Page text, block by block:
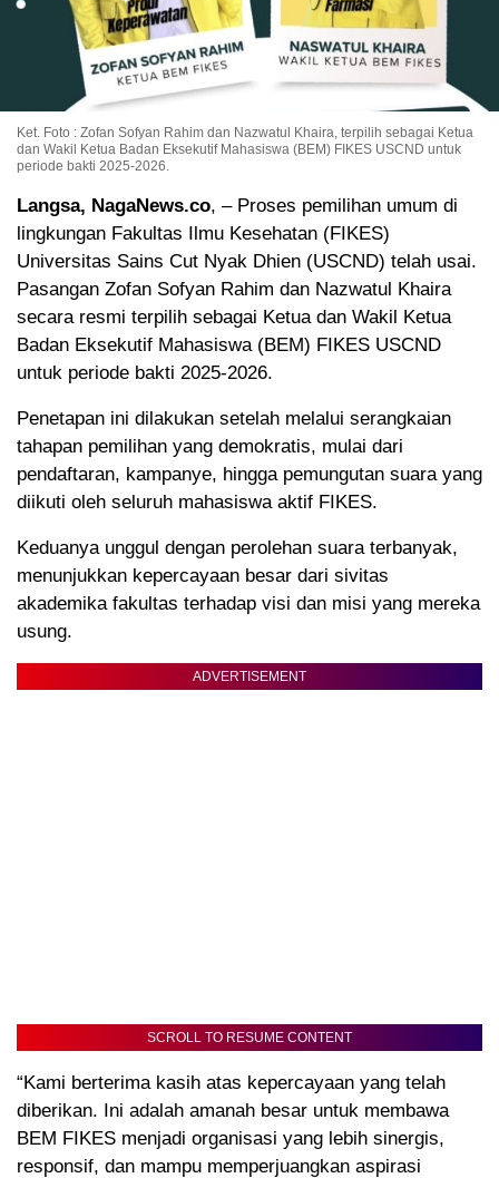
Ket. Foto : Zofan Sofyan Rahim dan Nazwatul Khaira, terpilih sebagai Ketua
dan Wakil Ketua Badan Eksekutif Mahasiswa (BEM) FIKES USCND untuk
periode bakti 2025-2026.
Langsa, NagaNews.co, – Proses pemilihan umum di
lingkungan Fakultas Ilmu Kesehatan (FIKES)
Universitas Sains Cut Nyak Dhien (USCND) telah usai.
Pasangan Zofan Sofyan Rahim dan Nazwatul Khaira
secara resmi terpilih sebagai Ketua dan Wakil Ketua
Badan Eksekutif Mahasiswa (BEM) FIKES USCND
untuk periode bakti 2025-2026.
Penetapan ini dilakukan setelah melalui serangkaian
tahapan pemilihan yang demokratis, mulai dari
pendaftaran, kampanye, hingga pemungutan suara yang
diikuti oleh seluruh mahasiswa aktif FIKES.
Keduanya unggul dengan perolehan suara terbanyak,
menunjukkan kepercayaan besar dari sivitas
akademika fakultas terhadap visi dan misi yang mereka
usung.
ADVERTISEMENT
SCROLL TO RESUME CONTENT
“Kami berterima kasih atas kepercayaan yang telah
diberikan. Ini adalah amanah besar untuk membawa
BEM FIKES menjadi organisasi yang lebih sinergis,
responsif, dan mampu memperjuangkan aspirasi